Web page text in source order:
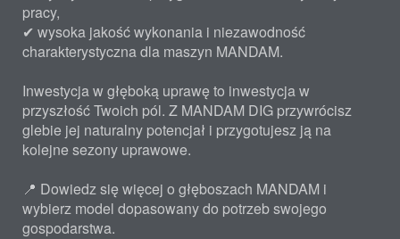
pracy,
✔ wysoka jakość wykonania i niezawodność
charakterystyczna dla maszyn MANDAM.
Inwestycja w głęboką uprawę to inwestycja w
przyszłość Twoich pól. Z MANDAM DIG przywrócisz
glebie jej naturalny potencjał i przygotujesz ją na
kolejne sezony uprawowe.
📍 Dowiedz się więcej o głęboszach MANDAM i
wybierz model dopasowany do potrzeb swojego
gospodarstwa.